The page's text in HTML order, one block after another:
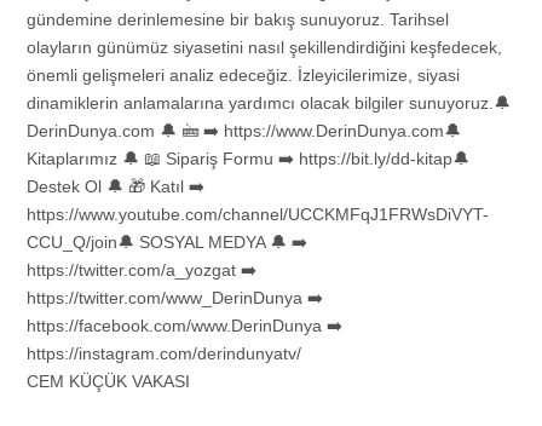
CEM KÜÇÜK VAKASI